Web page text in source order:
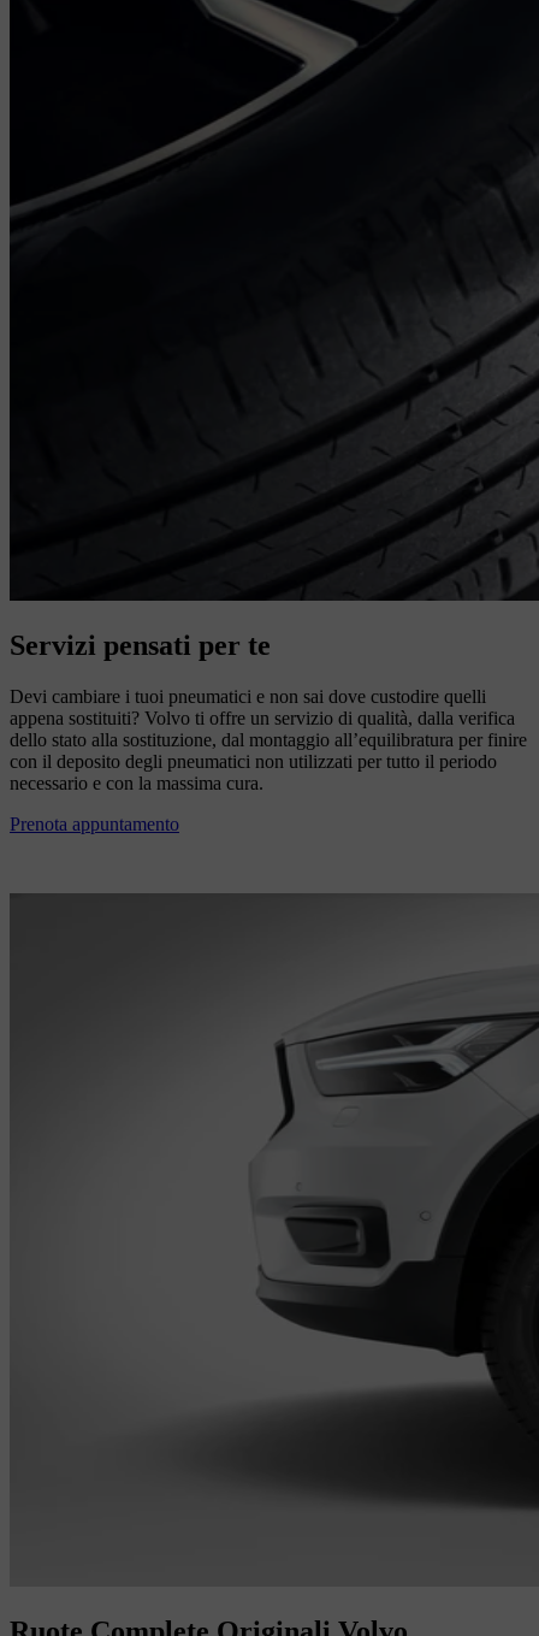
Servizi pensati per te
Devi cambiare i tuoi pneumatici e non sai dove custodire quelli
appena sostituiti? Volvo ti offre un servizio di qualità, dalla verifica
dello stato alla sostituzione, dal montaggio all’equilibratura per finire
con il deposito degli pneumatici non utilizzati per tutto il periodo
necessario e con la massima cura.
Prenota appuntamento